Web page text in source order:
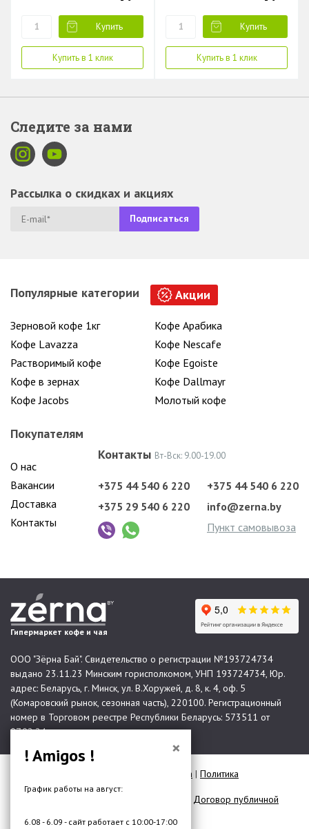
Купить
Купить в 1 клик
Купить
Купить в 1 клик
Следите за нами
Рассылка о скидках и акциях
Популярные категории Акции
Зерновой кофе 1кг
Кофе Арабика
Кофе Lavazza
Кофе Nescafe
Растворимый кофе
Кофе Egoiste
Кофе в зернах
Кофе Dallmayr
Кофе Jacobs
Молотый кофе
Покупателям
О нас
Вакансии
Доставка
Контакты
Контакты Вт-Вск: 9.00-19.00
+375 44 540 6 220
+375 29 540 6 220
+375 44 540 6 220
info@zerna.by
Пункт самовывоза
Гипермаркет кофе и чая
ООО "Зёрна Бай". Свидетельство о регистрации №193724734
выдано 23.11.23 Минским горисполкомом, УНП 193724734, Юр.
адрес: Беларусь, г. Минск, ул. В.Хоружей, д. 8, к. 4, оф. 5
(Комаровский рынок, сезонная часть), 220100. Регистрационный
номер в Торговом реестре Республики Беларусь: 573511 от
07.02.24.
Карта сайта | Политика
конфиденциальности
Договор публичной
Разработка сайта —DMW.BY
×
! Amigos !
График работы на август:
6.08 - 6.09 - сайт работает с 10:00-17:00